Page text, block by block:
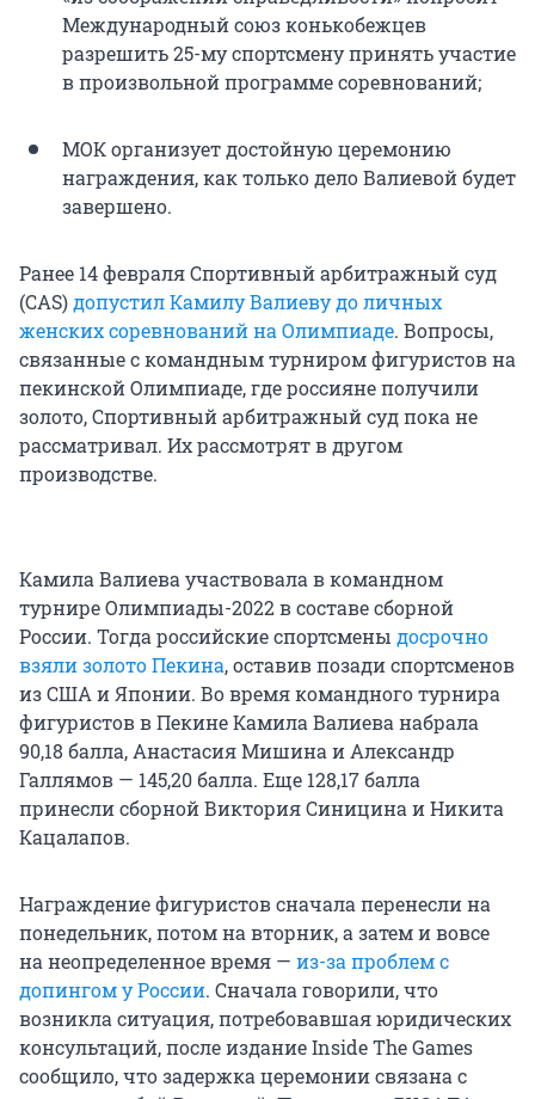
Международный союз конькобежцев
разрешить 25-му спортсмену принять участие
в произвольной программе соревнований;
МОК организует достойную церемонию
награждения, как только дело Валиевой будет
завершено.
Ранее 14 февраля Спортивный арбитражный суд
(CAS)допустил Камилу Валиеву до личных
женских соревнований на Олимпиаде. Вопросы,
связанные с командным турниром фигуристов на
пекинской Олимпиаде, где россияне получили
золото, Спортивный арбитражный суд пока не
рассматривал. Их рассмотрят в другом
производстве.
Камила Валиева участвовала в командном
турнире Олимпиады-2022 в составе сборной
России. Тогда российские спортсмены досрочно
взяли золото Пекина, оставив позади спортсменов
из США и Японии. Во время командного турнира
фигуристов в Пекине Камила Валиева набрала
90,18 балла, Анастасия Мишина и Александр
Галлямов — 145,20 балла. Еще 128,17 балла
принесли сборной Виктория Синицина и Никита
Кацалапов.
Награждение фигуристов сначала перенесли на
понедельник, потом на вторник, а затем и вовсе
на неопределенное время — из-за проблем с
допингом у России. Сначала говорили, что
возникла ситуация, потребовавшая юридических
консультаций, после издание Inside The Games
сообщило, что задержка церемонии связана с